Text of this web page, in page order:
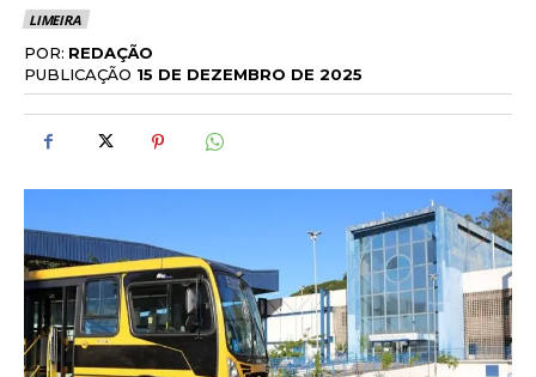
LIMEIRA
POR: REDAÇÃO
PUBLICAÇÃO 15 DE DEZEMBRO DE 2025